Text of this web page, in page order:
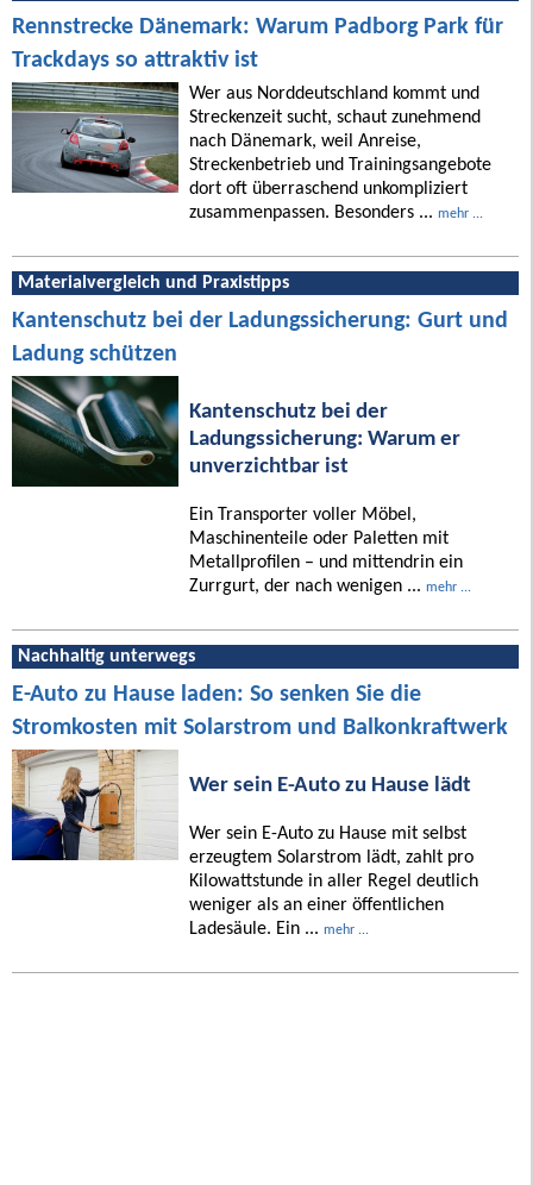
Rennstrecke Dänemark: Warum Padborg Park für
Trackdays so attraktiv ist
Wer aus Norddeutschland kommt und
Streckenzeit sucht, schaut zunehmend
nach Dänemark, weil Anreise,
Streckenbetrieb und Trainingsangebote
dort oft überraschend unkompliziert
zusammenpassen. Besonders ... mehr ...
Materialvergleich und Praxistipps
Kantenschutz bei der Ladungssicherung: Gurt und
Ladung schützen
Kantenschutz bei der
Ladungssicherung: Warum er
unverzichtbar ist
Ein Transporter voller Möbel,
Maschinenteile oder Paletten mit
Metallprofilen – und mittendrin ein
Zurrgurt, der nach wenigen ... mehr ...
Nachhaltig unterwegs
E-Auto zu Hause laden: So senken Sie die
Stromkosten mit Solarstrom und Balkonkraftwerk
Wer sein E-Auto zu Hause lädt
Wer sein E-Auto zu Hause mit selbst
erzeugtem Solarstrom lädt, zahlt pro
Kilowattstunde in aller Regel deutlich
weniger als an einer öffentlichen
Ladesäule. Ein ... mehr ...